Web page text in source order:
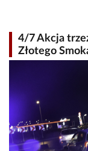
4/7 Akcja
Złotego